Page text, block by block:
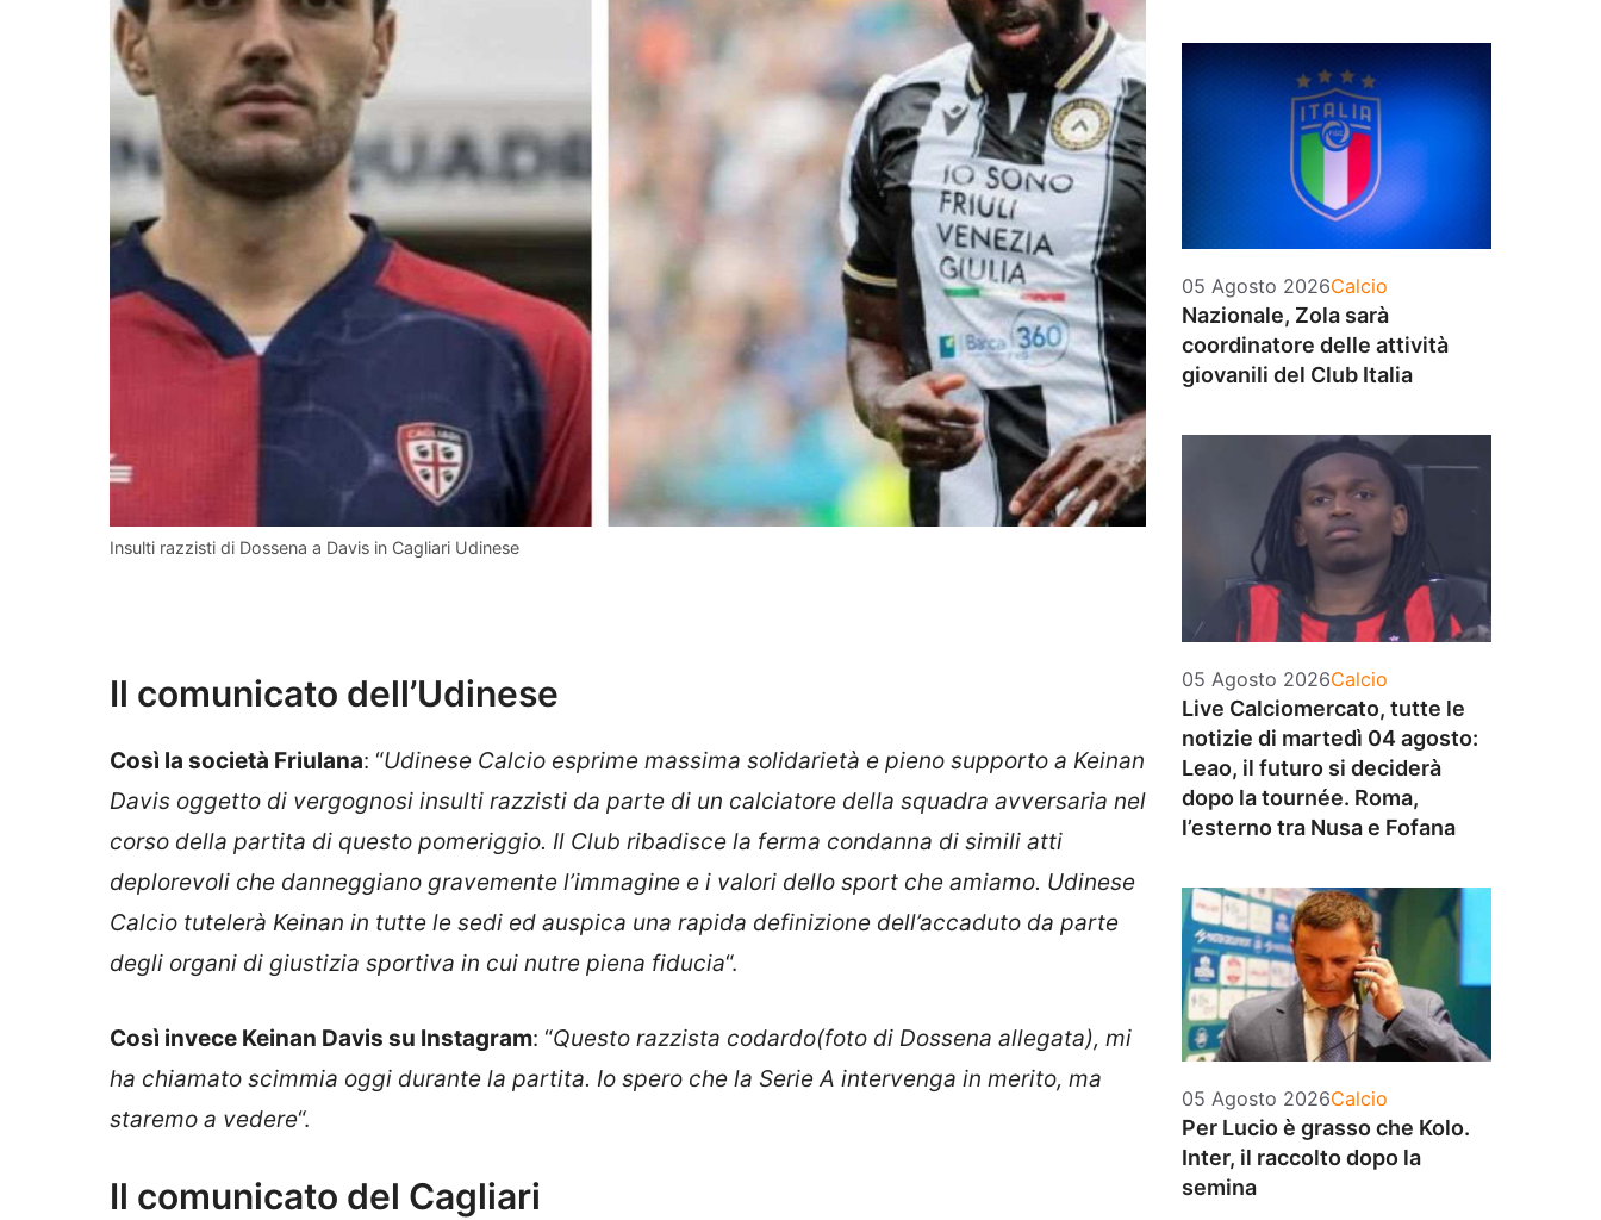
Insulti razzisti di Dossena a Davis in Cagliari Udinese
Il comunicato dell’Udinese
Così la società Friulana: “Udinese Calcio esprime massima solidarietà e pieno supporto a Keinan
Davis oggetto di vergognosi insulti razzisti da parte di un calciatore della squadra avversaria nel
corso della partita di questo pomeriggio. Il Club ribadisce la ferma condanna di simili atti
deplorevoli che danneggiano gravemente l’immagine e i valori dello sport che amiamo. Udinese
Calcio tutelerà Keinan in tutte le sedi ed auspica una rapida definizione dell’accaduto da parte
degli organi di giustizia sportiva in cui nutre piena fiducia“.
Così invece Keinan Davis su Instagram: “Questo razzista codardo(foto di Dossena allegata), mi
ha chiamato scimmia oggi durante la partita. Io spero che la Serie A intervenga in merito, ma
staremo a vedere“.
Il comunicato del Cagliari
05 Agosto 2026Categorie
Calcio
Nazionale, Zola sarà
coordinatore delle attività
giovanili del Club Italia
05 Agosto 2026Categorie
Calcio
Live Calciomercato, tutte le
notizie di martedì 04 agosto:
Leao, il futuro si deciderà
dopo la tournée. Roma,
l’esterno tra Nusa e Fofana
05 Agosto 2026Categorie
Calcio
Per Lucio è grasso che Kolo.
Inter, il raccolto dopo la
semina